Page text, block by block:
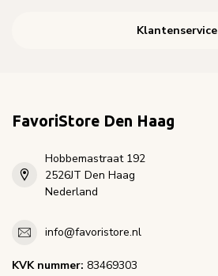
Klantenservice
FavoriStore Den Haag
Hobbemastraat 192
2526JT Den Haag
Nederland
info@favoristore.nl
KVK nummer: 83469303